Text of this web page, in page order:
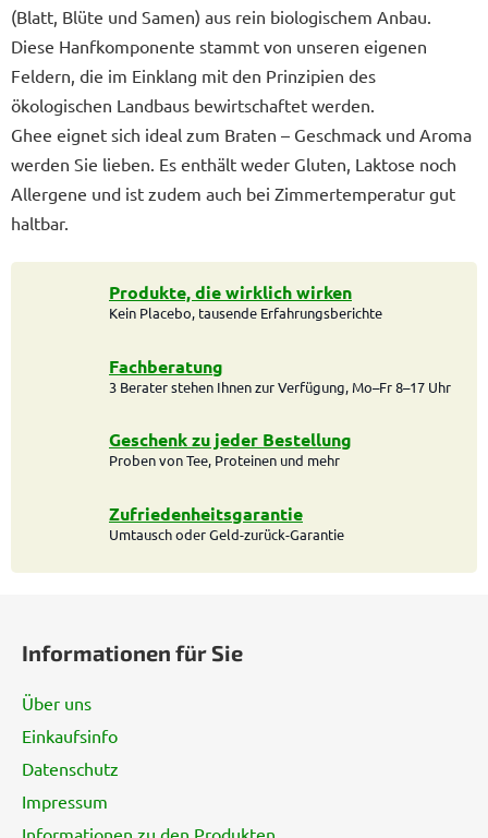
(Blatt, Blüte und Samen) aus rein biologischem Anbau.
Diese Hanfkomponente stammt von unseren eigenen
Feldern, die im Einklang mit den Prinzipien des
ökologischen Landbaus bewirtschaftet werden.
Ghee eignet sich ideal zum Braten – Geschmack und Aroma
werden Sie lieben. Es enthält weder Gluten, Laktose noch
Allergene und ist zudem auch bei Zimmertemperatur gut
haltbar.
Produkte, die wirklich wirken
Kein Placebo, tausende Erfahrungsberichte
Fachberatung
3 Berater stehen Ihnen zur Verfügung, Mo–Fr 8–17 Uhr
Geschenk zu jeder Bestellung
Proben von Tee, Proteinen und mehr
Zufriedenheitsgarantie
Umtausch oder Geld-zurück-Garantie
Informationen für Sie
Über uns
Einkaufsinfo
Datenschutz
Impressum